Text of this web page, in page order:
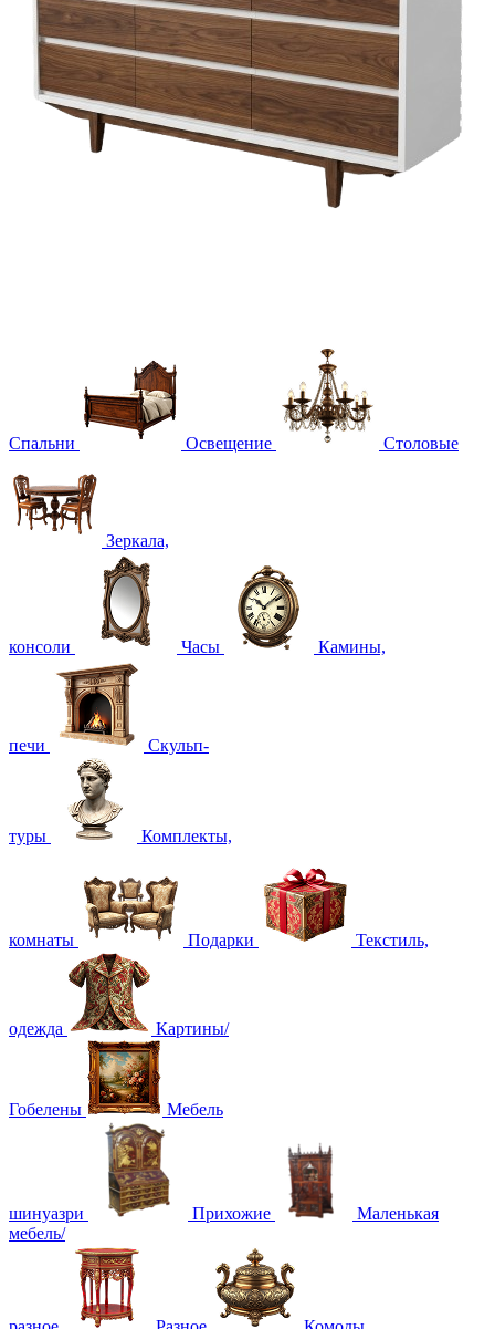
Спальни Освещение Столовые
Зеркала,
консоли Часы Камины,
печи Скульп-
туры Комплекты,
комнаты Подарки Текстиль,
одежда Картины/
Гобелены Мебель
шинуазри Прихожие
Маленькая
мебель/